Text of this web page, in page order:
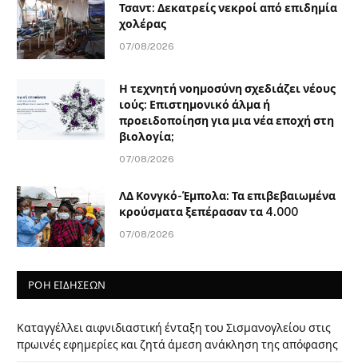
Τσαντ: Δεκατρείς νεκροί από επιδημία
χολέρας
07/08/2026
Η τεχνητή νοημοσύνη σχεδιάζει νέους
ιούς: Επιστημονικό άλμα ή
προειδοποίηση για μια νέα εποχή στη
βιολογία;
07/08/2026
ΛΔ Κονγκό-Έμπολα: Τα επιβεβαιωμένα
κρούσματα ξεπέρασαν τα 4.000
07/08/2026
ΡΟΗ ΕΙΔΗΣΕΩΝ
Καταγγέλλει αιφνιδιαστική ένταξη του Σισμανογλείου στις
πρωινές εφημερίες και ζητά άμεση ανάκληση της απόφασης